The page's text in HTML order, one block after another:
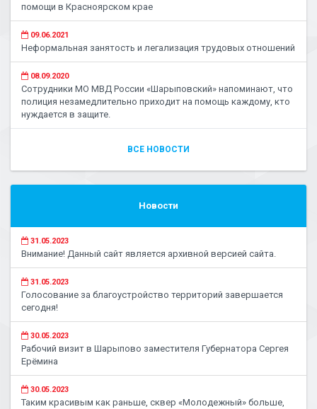
помощи в Красноярском крае
09.06.2021
Неформальная занятость и легализация трудовых отношений
08.09.2020
Сотрудники МО МВД России «Шарыповский» напоминают, что
полиция незамедлительно приходит на помощь каждому, кто
нуждается в защите.
ВСЕ НОВОСТИ
Новости
31.05.2023
Внимание! Данный сайт является архивной версией сайта.
31.05.2023
Голосование за благоустройство территорий завершается
сегодня!
30.05.2023
Рабочий визит в Шарыпово заместителя Губернатора Сергея
Ерёмина
30.05.2023
Таким красивым как раньше, сквер «Молодежный» больше,